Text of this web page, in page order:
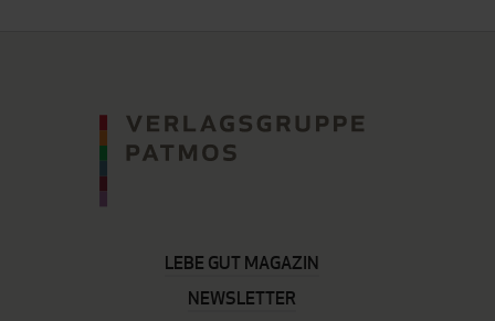
LEBE GUT MAGAZIN
NEWSLETTER